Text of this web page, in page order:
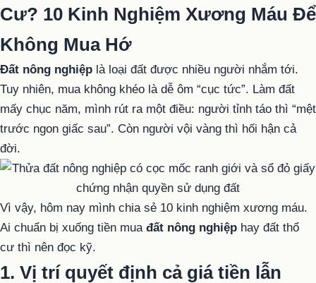
Cư? 10 Kinh Nghiệm Xương Máu Để
Không Mua Hớ
Đất nông nghiệp là loại đất được nhiều người nhắm tới.
Tuy nhiên, mua không khéo là dễ ôm “cục tức”. Làm đất
mấy chục năm, mình rút ra một điều: người tỉnh táo thì “mệt
trước ngon giấc sau”. Còn người vội vàng thì hối hận cả
đời.
Vì vậy, hôm nay mình chia sẻ 10 kinh nghiệm xương máu.
Ai chuẩn bị xuống tiền mua đất nông nghiệp hay đất thổ
cư thì nên đọc kỹ.
1. Vị trí quyết định cả giá tiền lẫn